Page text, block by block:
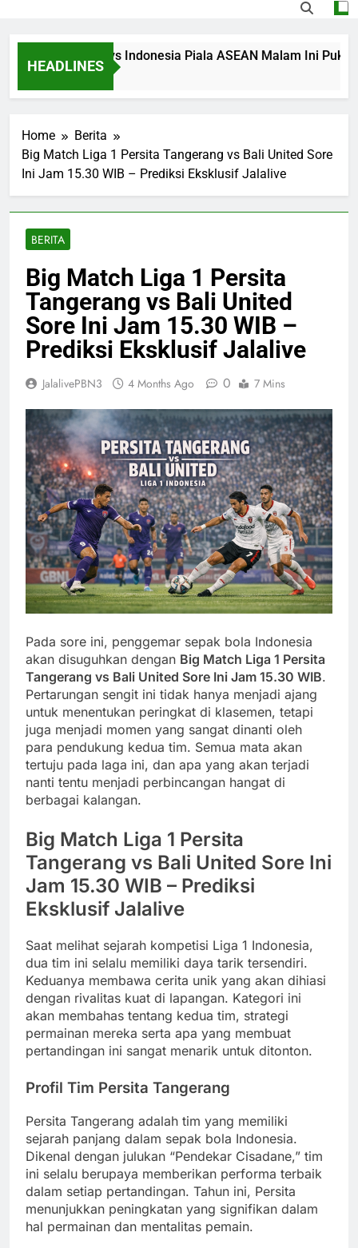
HEADLINES
Singapura vs Indonesia Piala ASEAN Malam Ini Pukul
Home
Berita
Big Match Liga 1 Persita Tangerang vs Bali United Sore
Ini Jam 15.30 WIB – Prediksi Eksklusif Jalalive
BERITA
Big Match Liga 1 Persita
Tangerang vs Bali United
Sore Ini Jam 15.30 WIB –
Prediksi Eksklusif Jalalive
JalalivePBN3 4 Months Ago 0 7 Mins
Pada sore ini, penggemar sepak bola Indonesia
akan disuguhkan dengan Big Match Liga 1 Persita
Tangerang vs Bali United Sore Ini Jam 15.30 WIB.
Pertarungan sengit ini tidak hanya menjadi ajang
untuk menentukan peringkat di klasemen, tetapi
juga menjadi momen yang sangat dinanti oleh
para pendukung kedua tim. Semua mata akan
tertuju pada laga ini, dan apa yang akan terjadi
nanti tentu menjadi perbincangan hangat di
berbagai kalangan.
Big Match Liga 1 Persita
Tangerang vs Bali United Sore Ini
Jam 15.30 WIB – Prediksi
Eksklusif Jalalive
Saat melihat sejarah kompetisi Liga 1 Indonesia,
dua tim ini selalu memiliki daya tarik tersendiri.
Keduanya membawa cerita unik yang akan dihiasi
dengan rivalitas kuat di lapangan. Kategori ini
akan membahas tentang kedua tim, strategi
permainan mereka serta apa yang membuat
pertandingan ini sangat menarik untuk ditonton.
Profil Tim Persita Tangerang
Persita Tangerang adalah tim yang memiliki
sejarah panjang dalam sepak bola Indonesia.
Dikenal dengan julukan “Pendekar Cisadane,” tim
ini selalu berupaya memberikan performa terbaik
dalam setiap pertandingan. Tahun ini, Persita
menunjukkan peningkatan yang signifikan dalam
hal permainan dan mentalitas pemain.